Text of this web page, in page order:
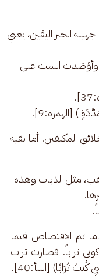
الخبر اليقين، يعني
وأؤصَدت الست على
) [الهمزة:9].
المكلفين. أما بقية
مثل الذباب وهذه
تم الاقتصاص فيما
تراباً. فصارت تراب
تُرَابًا) [النبأ:40].